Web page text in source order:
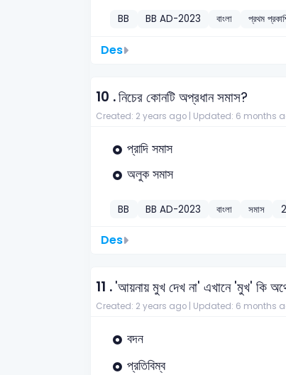
BB BB AD-2023 বাংলা প্রথম
Des
10 .নিচের কোনটি অপ্রধান সমাস?
Created: 2 years ago | Updated: 6 months
প্রাদি সমাস
অলুক সমাস
BB BB AD-2023 বাংলা সমাস
Des
11 .'আয়নায় মুখ দেখ না' এখানে 'মুখ' কি
Created: 2 years ago | Updated: 6 months
বদন
প্রতিবিম্ব